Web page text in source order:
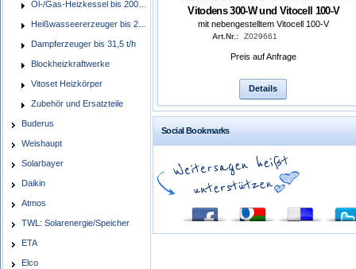
Öl-/Gas-Heizkessel bis 2000 kW
Heißwasseererzeuger bis 22,0 MW
Dampferzeuger bis 31,5 t/h
Blockheizkraftwerke
Vitoset Heizkörper
Zubehör und Ersatzteile
Buderus
Weishaupt
Solarbayer
Daikin
Atmos
TWL: Solarenergie/Speicher
ETA
Elco
Vitodens 300-W und Vitocell 100-V
mit nebengestelltem Vitocell 100-V
Art.Nr.: Z029661
Preis auf Anfrage
Details
Social Bookmarks